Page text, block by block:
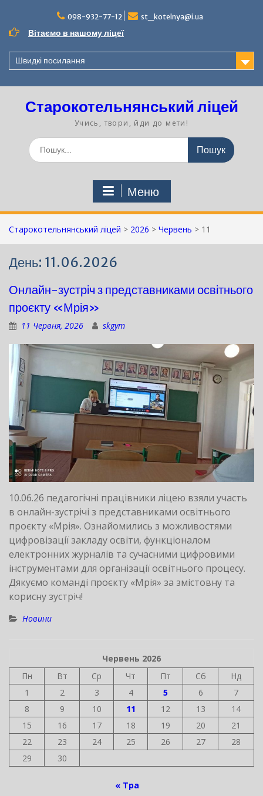
вмісту
098-932-77-12 st_kotelnya@i.ua
Вітаємо в нашому ліцеї
Швидкі посилання
Старокотельнянський ліцей
Учись, твори, йди до мети!
Шукати:
Меню
Старокотельнянський ліцей > 2026 > Червень > 11
День: 11.06.2026
Онлайн-зустріч з представниками освітнього
проєкту «Мрія»
11 Червня, 2026 skgym
10.06.26 педагогічні працівники ліцею взяли участь
в онлайн-зустрічі з представниками освітнього
проєкту «Мрія». Ознайомились з можливостями
цифровізації закладу освіти, функціоналом
електронних журналів та сучасними цифровими
інструментами для організації освітнього процесу.
Дякуємо команді проєкту «Мрія» за змістовну та
корисну зустріч!
Новини
Червень 2026
Пн
Вт Ср Чт Пт Сб
Нд
1
2 3 4 5 6
7
8
9 10 11 12 13
14
15
16 17 18 19 20
21
22
23 24 25 26 27
28
29
30
« Тра